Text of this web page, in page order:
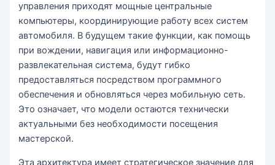
управления приходят мощные центральные
компьютеры, координирующие работу всех систем
автомобиля. В будущем такие функции, как помощь
при вождении, навигация или информационно-
развлекательная система, будут гибко
предоставляться посредством программного
обеспечения и обновляться через мобильную сеть.
Это означает, что модели остаются технически
актуальными без необходимости посещения
мастерской.
Эта архитектура имеет стратегическое значение для